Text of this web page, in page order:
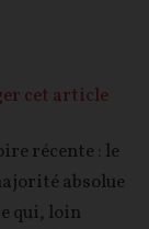
cet article
récente : le
absolue
qui, loin